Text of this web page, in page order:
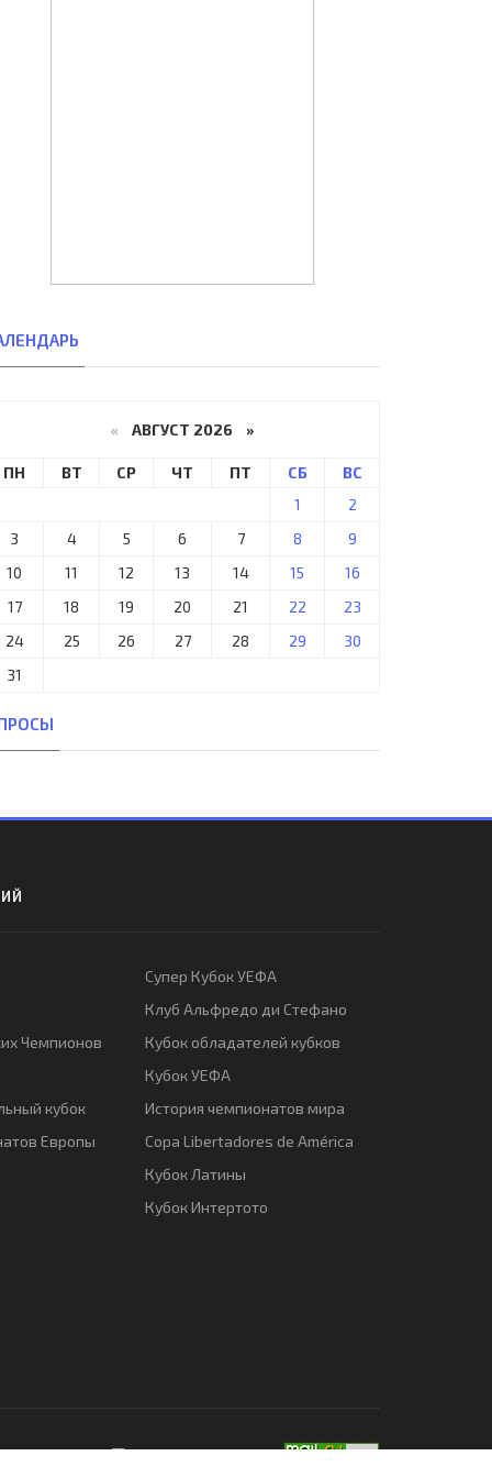
« АВГУСТ 2026 »
ПН ВТ СР ЧТ ПТ СБ
ВС
1
2
3
4 5 6 7 8
9
10
11 12 13 14 15
16
17
18 19 20 21 22
23
24
25 26 27 28 29
30
31
Чемпионов
кубок
Европы
Супер Кубок УЕФА
Клуб Альфредо ди Стефано
Кубок обладателей кубков
Кубок УЕФА
История чемпионатов мира
Copa Libertadores de América
Кубок Латины
Кубок Интертото